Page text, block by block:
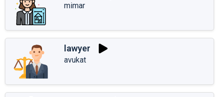
mimar
lawyer
avukat